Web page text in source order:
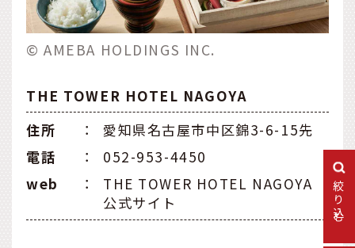
絞り込む
© AMEBA HOLDINGS INC.
THE TOWER HOTEL NAGOYA
住所
：
愛知県名古屋市中区錦3-6-15先
電話
：
052-953-4450
web
：
THE TOWER HOTEL NAGOYA
公式サイト